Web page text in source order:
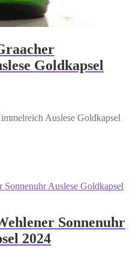
Goldkapsel
Auslese Goldkapsel
Sonnenuhr
2024